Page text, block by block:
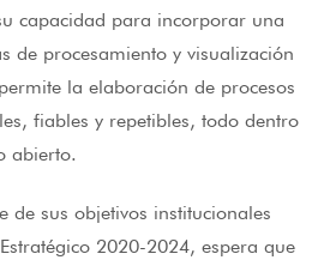
capacidad para incorporar una
de procesamiento y visualización
la elaboración de procesos
fiables y repetibles, todo dentro
abierto.
de sus objetivos institucionales
2020-2024, espera que